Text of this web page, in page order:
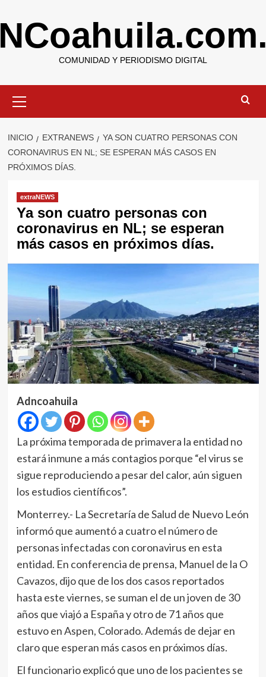
al
contenido
COMUNIDAD Y PERIODISMO DIGITAL
primario
INICIO EXTRANEWS
YA SON CUATRO PERSONAS CON
CORONAVIRUS EN NL; SE ESPERAN MÁS CASOS EN
PRÓXIMOS DÍAS.
extraNEWS
Ya son cuatro personas con
coronavirus en NL; se esperan
más casos en próximos días.
Adncoahuila
La próxima temporada de primavera la entidad no
estará inmune a más contagios porque “el virus se
sigue reproduciendo a pesar del calor, aún siguen
los estudios científicos”.
Monterrey.- La Secretaría de Salud de Nuevo León
informó que aumentó a cuatro el número de
personas infectadas con coronavirus en esta
entidad. En conferencia de prensa, Manuel de la O
Cavazos, dijo que de los dos casos reportados
hasta este viernes, se suman el de un joven de 30
años que viajó a España y otro de 71 años que
estuvo en Aspen, Colorado. Además de dejar en
claro que esperan más casos en próximos días.
El funcionario explicó que uno de los pacientes se